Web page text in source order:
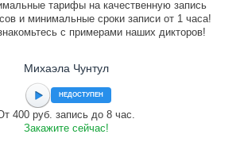
тарифы на качественную запись
и минимальные сроки записи от 1 часа!
с примерами наших дикторов!
Михаэла Чунтул
НЕДОСТУПЕН
400 руб. запись до 8 час.
Закажите сейчас!